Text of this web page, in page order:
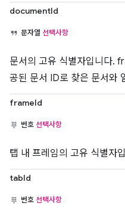
documentId
문자열 선택사항
문서의 고유 식별자입니다.
공된 문서 ID로 찾은 문서와
frameId
번호 선택사항
탭 내 프레임의 고유 식별자
tabId
번호 선택사항